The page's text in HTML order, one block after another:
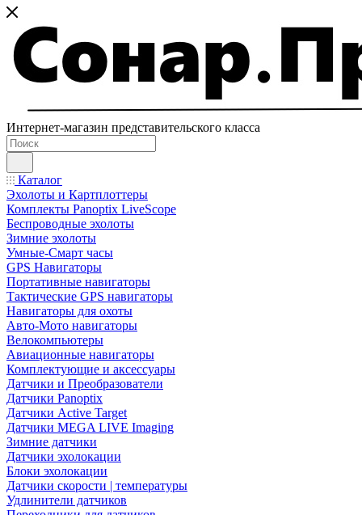
Интернет-магазин представительского класса
Каталог
Эхолоты и Картплоттеры
Комплекты Panoptix LiveScope
Беспроводные эхолоты
Зимние эхолоты
Умные-Смарт часы
GPS Навигаторы
Портативные навигаторы
Тактические GPS навигаторы
Навигаторы для охоты
Авто-Мото навигаторы
Велокомпьютеры
Авиационные навигаторы
Комплектующие и аксессуары
Датчики и Преобразователи
Датчики Panoptix
Датчики Active Target
Датчики MEGA LIVE Imaging
Зимние датчики
Датчики эхолокации
Блоки эхолокации
Датчики скорости | температуры
Удлинители датчиков